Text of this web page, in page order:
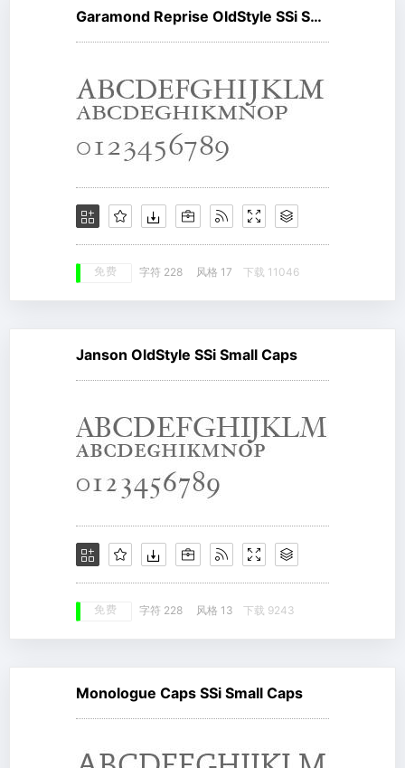
Garamond Reprise OldStyle SSi Small Caps
免费 字符 228 风格 17 下载 11046
Janson OldStyle SSi Small Caps
免费 字符 228 风格 13 下载 9243
Monologue Caps SSi Small Caps